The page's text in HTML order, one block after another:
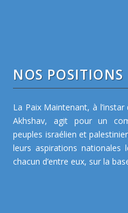
NOS POSITIONS
La Paix Maintenant, à
Akhshav, agit pour un
peuples israélien et
leurs aspirations nationales
chacun d’entre eux, sur la